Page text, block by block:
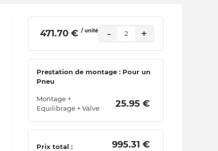
471.70 € / unité - 2 +
Prestation de montage : Pour un
Pneu
Montage +
Equilibrage + Valve
25.95 €
Prix total : 995.31 €